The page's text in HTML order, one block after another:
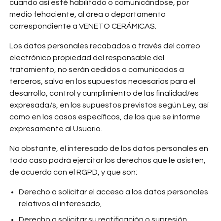
cuando así esté habilitado o comunicándose, por
medio fehaciente, al área o departamento
correspondiente a VENETO CERÁMICAS.
Los datos personales recabados a través del correo
electrónico propiedad del responsable del
tratamiento, no serán cedidos o comunicados a
terceros, salvo en los supuestos necesarios para el
desarrollo, control y cumplimiento de las finalidad/es
expresada/s, en los supuestos previstos según Ley, así
como en los casos específicos, de los que se informe
expresamente al Usuario.
No obstante, el interesado de los datos personales en
todo caso podrá ejercitar los derechos que le asisten,
de acuerdo con el RGPD, y que son:
Derecho a solicitar el acceso a los datos personales
relativos al interesado,